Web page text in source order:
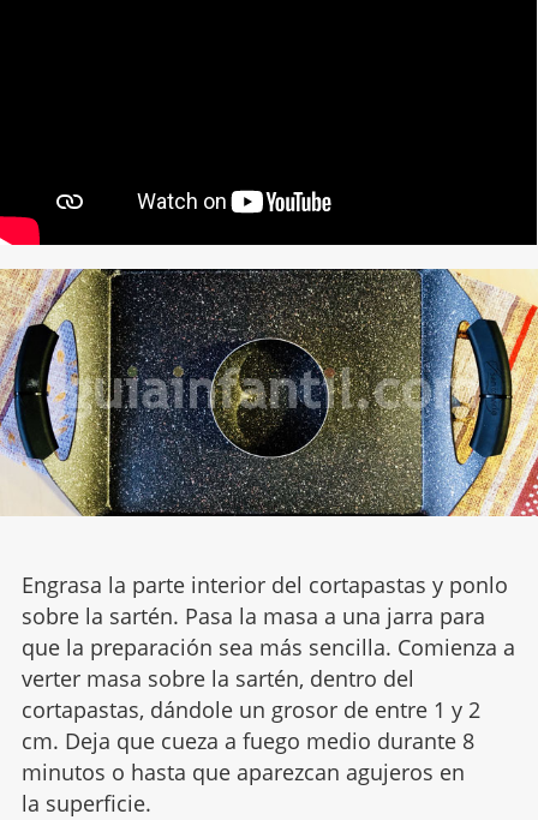
Engrasa la parte interior del cortapastas y ponlo
sobre la sartén. Pasa la masa a una jarra para
que la preparación sea más sencilla. Comienza a
verter masa sobre la sartén, dentro del
cortapastas, dándole un grosor de entre 1 y 2
cm. Deja que cueza a fuego medio durante 8
minutos o hasta que aparezcan agujeros en
la superficie.